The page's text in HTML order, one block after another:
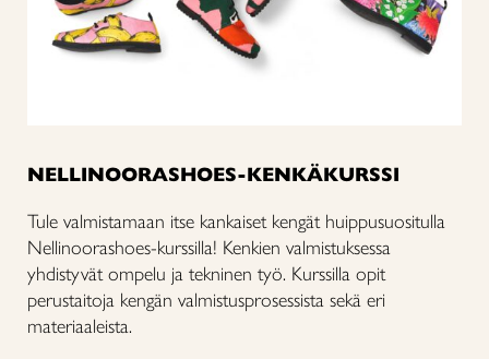
NELLINOORASHOES-KENKÄKURSSI
Tule valmistamaan itse kankaiset kengät huippusuositulla
Nellinoorashoes-kurssilla! Kenkien valmistuksessa
yhdistyvät ompelu ja tekninen työ. Kurssilla opit
perustaitoja kengän valmistusprosessista sekä eri
materiaaleista.